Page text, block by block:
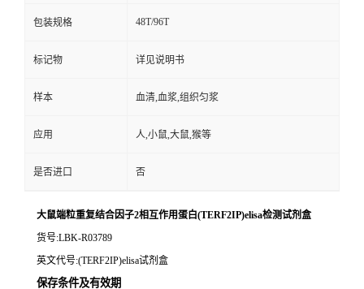
包装规格 48T/96T
标记物 详见说明书
样本 血清,血浆,组织匀浆
应用 人,小鼠,大鼠,猴等
是否进口 否
大鼠端粒重复结合因子2相互作用蛋白(TERF2IP)elisa检测试剂盒
货号:LBK-R03789
英文代号:(TERF2IP)elisa试剂盒
保存条件及有效期